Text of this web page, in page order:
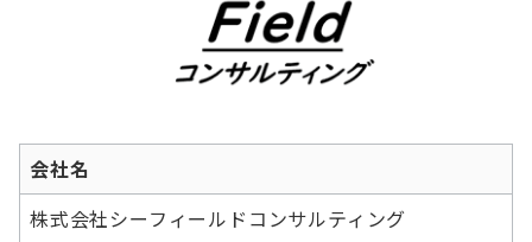
会社名
株式会社シーフィールドコンサルティング